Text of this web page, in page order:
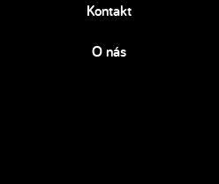
Kontakt
O nás